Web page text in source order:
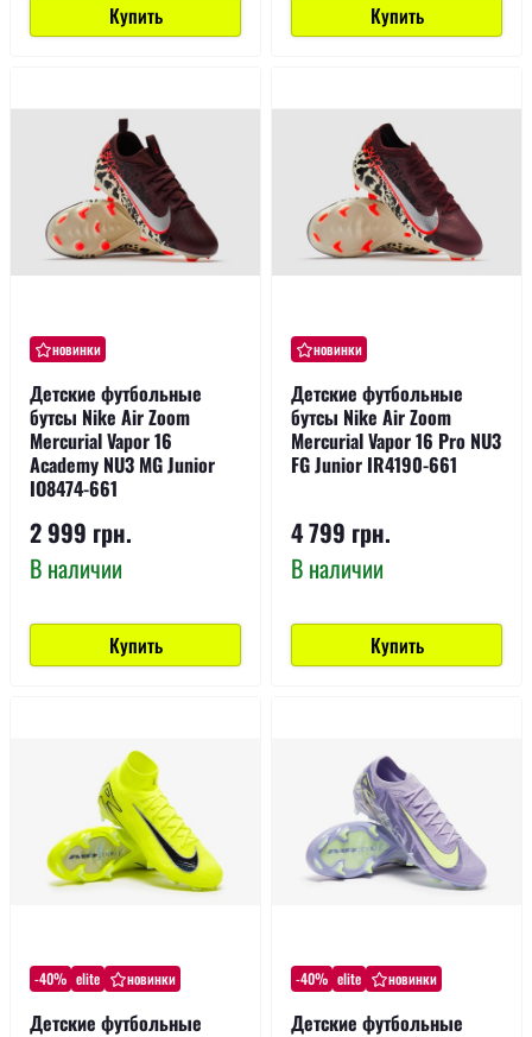
Купить Купить
новинки
Детские футбольные
бутсы Nike Air Zoom
Mercurial Vapor 16
Academy NU3 MG Junior
IO8474-661
2 999 грн.
В наличии
Купить
новинки
Детские футбольные
бутсы Nike Air Zoom
Mercurial Vapor 16 Pro NU3
FG Junior IR4190-661
4 799 грн.
В наличии
Купить
-40% elite новинки
Детские футбольные
-40% elite новинки
Детские футбольные